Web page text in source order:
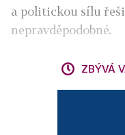
a politickou sílu
nepravděpodobné.
ZBÝVÁ